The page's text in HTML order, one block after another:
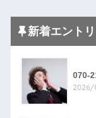
新着エント
070-
2026/